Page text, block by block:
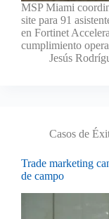
MSP Miami
site para 91
en Fortinet
cumplimiento
Jesús
Casos de
Trade marketing
de campo